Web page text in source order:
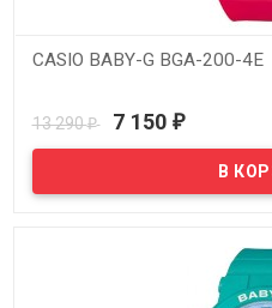
CASIO BABY-G BGA-200-4E
13 290₽ 7 150 ₽